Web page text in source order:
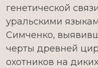
генетической
уральскими
Симченко,
черты древней
охотников на